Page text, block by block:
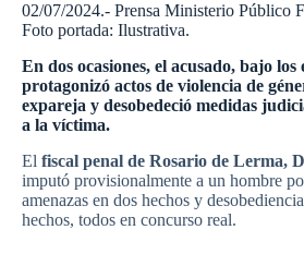
02/07/2024.- Prensa Ministerio Público
Foto portada: Ilustrativa.
En dos ocasiones, el acusado, bajo los
protagonizó actos de violencia de
expareja y desobedeció medidas
a la víctima.
El fiscal penal de Rosario de Lerma,
imputó provisionalmente a un hombre
amenazas en dos hechos y
hechos, todos en concurso real.